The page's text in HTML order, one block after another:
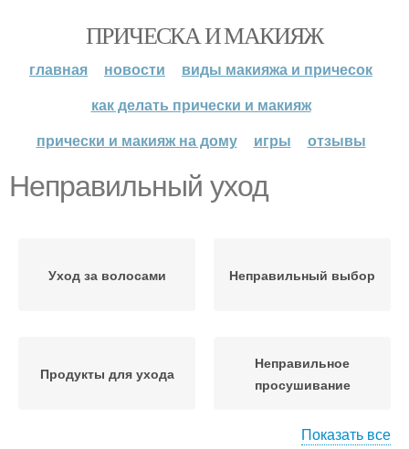
ПРИЧЕСКА И МАКИЯЖ
главная новости
виды макияжа и причесок
как делать прически и макияж
прически и макияж на дому
игры отзывы
Неправильный уход
Уход за волосами Неправильный выбор
Продукты для ухода
Неправильное
просушивание
Показать все